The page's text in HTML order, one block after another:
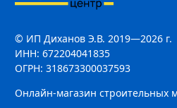
© ИП Диханов Э.В. 2019—2026 г.
ИНН: 672204041835
ОГРН: 318673300037593
Онлайн-магазин строительных